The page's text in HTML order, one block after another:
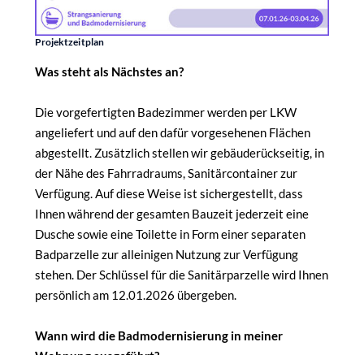
Projektzeitplan
Was steht als Nächstes an?
Die vorgefertigten Badezimmer werden per LKW
angeliefert und auf den dafür vorgesehenen Flächen
abgestellt. Zusätzlich stellen wir gebäuderückseitig, in
der Nähe des Fahrradraums, Sanitärcontainer zur
Verfügung. Auf diese Weise ist sichergestellt, dass
Ihnen während der gesamten Bauzeit jederzeit eine
Dusche sowie eine Toilette in Form einer separaten
Badparzelle zur alleinigen Nutzung zur Verfügung
stehen. Der Schlüssel für die Sanitärparzelle wird Ihnen
persönlich am 12.01.2026 übergeben.
Wann wird die Badmodernisierung in meiner